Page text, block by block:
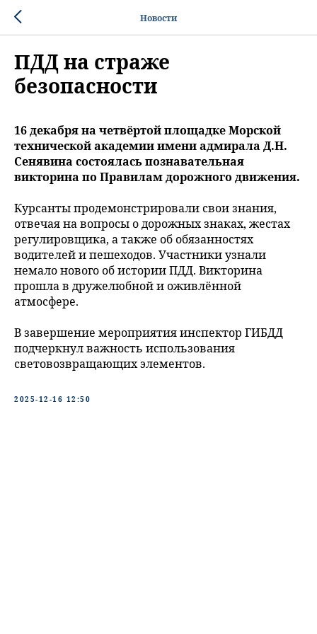
Новости
ПДД на страже
безопасности
16 декабря на четвёртой площадке Морской
технической академии имени адмирала Д.Н.
Сенявина состоялась познавательная
викторина по Правилам дорожного движения.
Курсанты продемонстрировали свои знания,
отвечая на вопросы о дорожных знаках, жестах
регулировщика, а также об обязанностях
водителей и пешеходов. Участники узнали
немало нового об истории ПДД. Викторина
прошла в дружелюбной и оживлённой
атмосфере.
В завершение мероприятия инспектор ГИБДД
подчеркнул важность использования
световозвращающих элементов.
2025-12-16 12:50